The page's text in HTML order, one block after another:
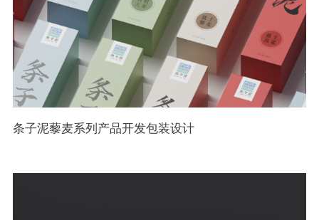
条子泥藜麦系列产品开发包装设计